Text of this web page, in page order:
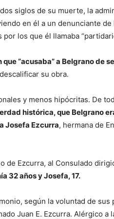
siglos de su muerte, la
en él a un denunciante de
los que él llamaba
“acusaba” a Belgrano de
su obra.
y menos hipócritas. De
histórica, que Belgrano
Josefa Ezcurra, hermana de
de Ezcurra, al Consulado
32 años y Josefa, 17.
según la voluntad de sus
Juan E. Ezcurra. Alérgico a